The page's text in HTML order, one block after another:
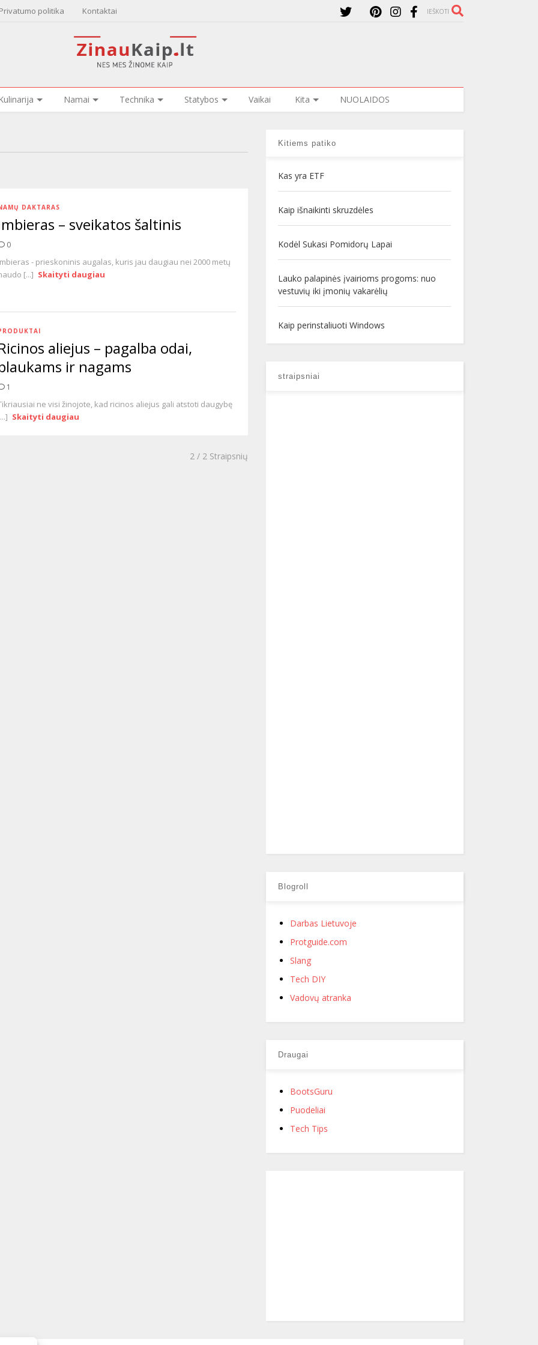
politika Kontaktai IEŠKOTI
Namai Technika Statybos Vaikai Kita NUOLAIDOS
DAKTARAS
– sveikatos šaltinis
0
- prieskoninis augalas, kuris jau daugiau nei 2000 metų
[...] Skaityti daugiau
aliejus – pagalba odai,
ir nagams
1
ne visi žinojote, kad ricinos aliejus gali atstoti daugybę
Skaityti daugiau
2 / 2 Straipsnių
Kitiems patiko
Kas yra ETF
Kaip išnaikinti skruzdėles
Kodėl Sukasi Pomidorų Lapai
Lauko palapinės įvairioms progoms: nuo
vestuvių iki įmonių vakarėlių
Kaip perinstaliuoti Windows
straipsniai
Blogroll
Darbas Lietuvoje
Protguide.com
Slang
Tech DIY
Vadovų atranka
Draugai
BootsGuru
Puodeliai
Tech Tips